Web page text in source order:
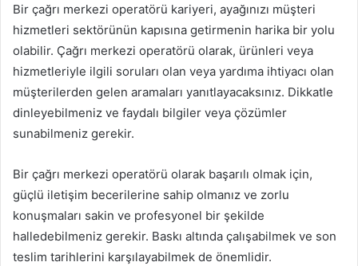
Bir çağrı merkezi operatörü kariyeri, ayağınızı müşteri
hizmetleri sektörünün kapısına getirmenin harika bir yolu
olabilir. Çağrı merkezi operatörü olarak, ürünleri veya
hizmetleriyle ilgili soruları olan veya yardıma ihtiyacı olan
müşterilerden gelen aramaları yanıtlayacaksınız. Dikkatle
dinleyebilmeniz ve faydalı bilgiler veya çözümler
sunabilmeniz gerekir.
Bir çağrı merkezi operatörü olarak başarılı olmak için,
güçlü iletişim becerilerine sahip olmanız ve zorlu
konuşmaları sakin ve profesyonel bir şekilde
halledebilmeniz gerekir. Baskı altında çalışabilmek ve son
teslim tarihlerini karşılayabilmek de önemlidir.